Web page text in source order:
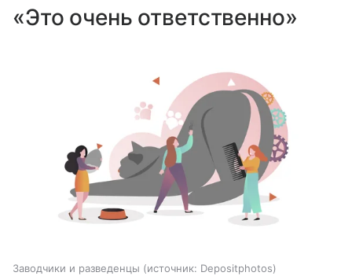
«Это очень ответственно»
Заводчики и разведенцы источник: Depositphotos